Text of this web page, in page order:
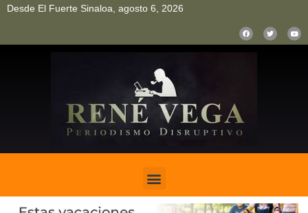
Desde El Fuerte Sinaloa, agosto 6, 2026